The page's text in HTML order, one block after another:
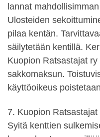
lannat
Ulosteiden
pilaa kentän.
säilytetään kentillä.
Kuopion Ratsastajat
sakkomaksun.
käyttöoikeus
7. Kuopion
Syitä kenttien